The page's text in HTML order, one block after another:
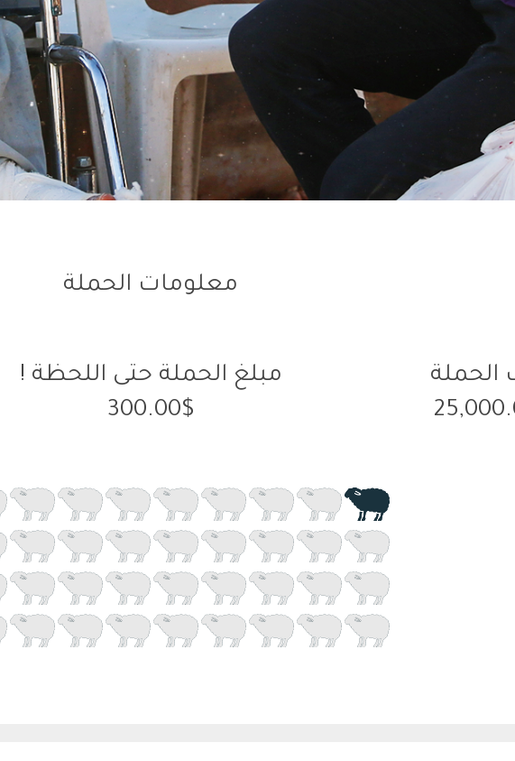
معلومات الحملة
مبلغ الحملة حتى اللحظة !
300.00$